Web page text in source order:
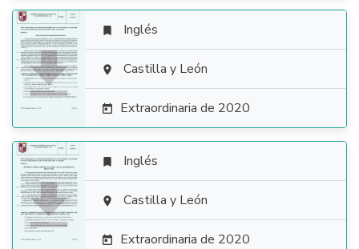

 Inglés
 Castilla y León
 Extraordinaria de 2020

 Inglés
 Castilla y León
 Extraordinaria de 2020